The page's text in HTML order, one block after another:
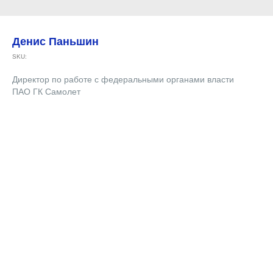
Денис Паньшин
SKU:
Директор по работе с федеральными органами власти
ПАО ГК Самолет